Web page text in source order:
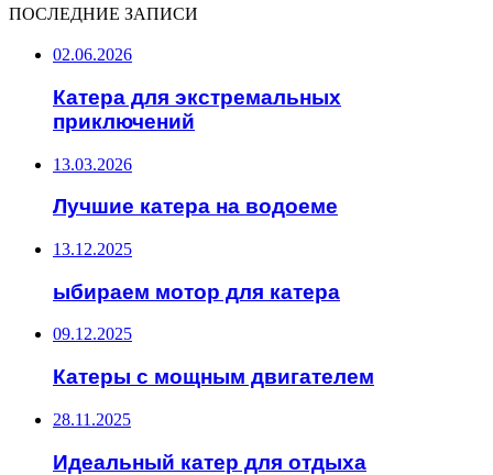
ПОСЛЕДНИЕ ЗАПИСИ
02.06.2026
Катера для экстремальных
приключений
13.03.2026
Лучшие катера на водоеме
13.12.2025
ыбираем мотор для катера
09.12.2025
Катеры с мощным двигателем
28.11.2025
Идеальный катер для отдыха